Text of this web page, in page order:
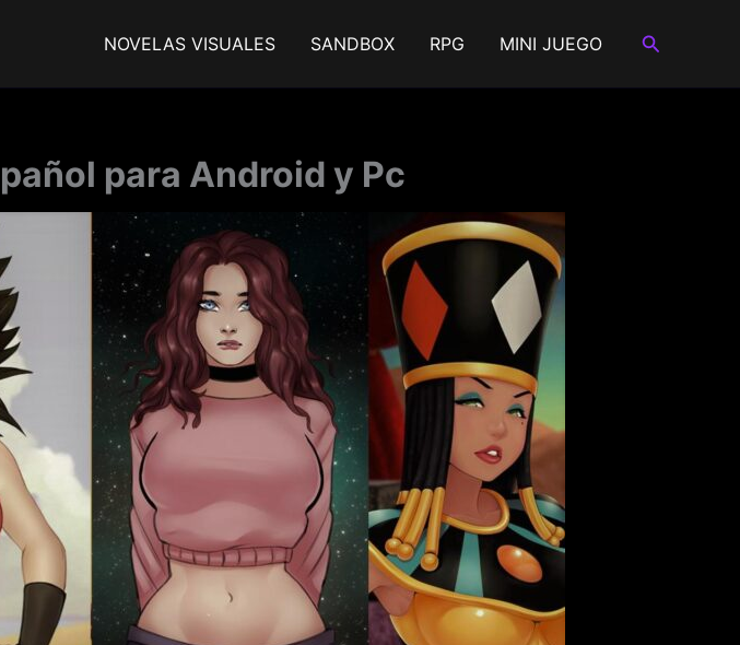
NOVELAS VISUALES SANDBOX RPG MINI JUEGO Buscar
para Android y Pc